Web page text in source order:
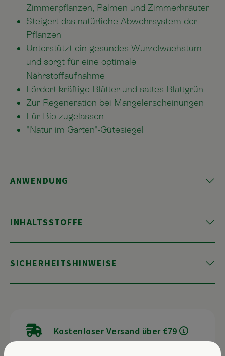
Zimmerpflanzen, Palmen und Zimmerkräuter
Steigert das natürliche Abwehrsystem der
Pflanzen
Unterstützt ein gesundes Wurzelwachstum
und sorgt für eine optimale
Nährstoffaufnahme
Fördert kräftige Blätter und sattes Blattgrün
Zur Regeneration bei Mangelerscheinungen
Für Bio zugelassen
"Natur im Garten"-Gütesiegel
ANWENDUNG
INHALTSSTOFFE
SICHERHEITSHINWEISE
Kostenloser Versand über €79